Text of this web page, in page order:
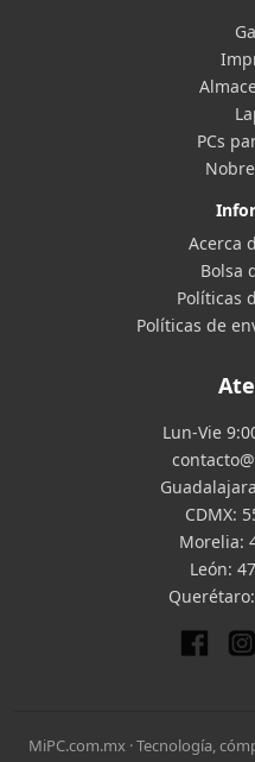
PCs
Acerca
Bolsa
Políticas
Políticas de
Lun-Vie
CDMX:
Morelia:
León:
Querétaro:
MiPC.com.mx · Tecnología,